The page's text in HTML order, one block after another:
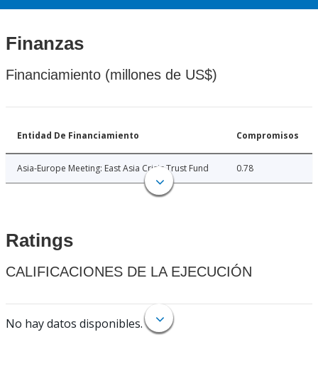
Finanzas
Financiamiento (millones de US$)
Entidad De Financiamiento Compromisos
Asia-Europe Meeting: East Asia Crisis Trust Fund 0.78
Ratings
CALIFICACIONES DE LA EJECUCIÓN
No hay datos disponibles.